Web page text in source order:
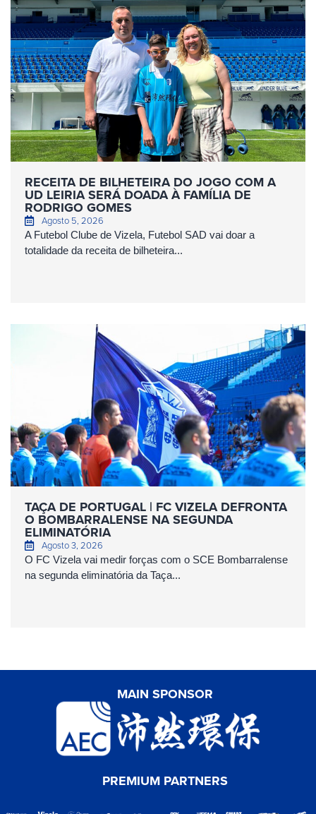
RECEITA DE BILHETEIRA DO JOGO COM A
UD LEIRIA SERÁ DOADA À FAMÍLIA DE
RODRIGO GOMES
Agosto 5, 2026
A Futebol Clube de Vizela, Futebol SAD vai doar a
totalidade da receita de bilheteira...
TAÇA DE PORTUGAL | FC VIZELA DEFRONTA
O BOMBARRALENSE NA SEGUNDA
ELIMINATÓRIA
Agosto 3, 2026
O FC Vizela vai medir forças com o SCE Bombarralense
na segunda eliminatória da Taça...
MAIN SPONSOR
PREMIUM PARTNERS